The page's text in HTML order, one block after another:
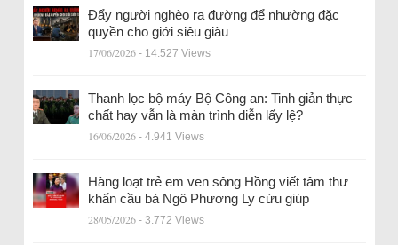
Đẩy người nghèo ra đường để nhường đặc
quyền cho giới siêu giàu
17/06/2026 - 14.527 Views
Thanh lọc bộ máy Bộ Công an: Tinh giản thực
chất hay vẫn là màn trình diễn lấy lệ?
16/06/2026 - 4.941 Views
Hàng loạt trẻ em ven sông Hồng viết tâm thư
khẩn cầu bà Ngô Phương Ly cứu giúp
28/05/2026 - 3.772 Views